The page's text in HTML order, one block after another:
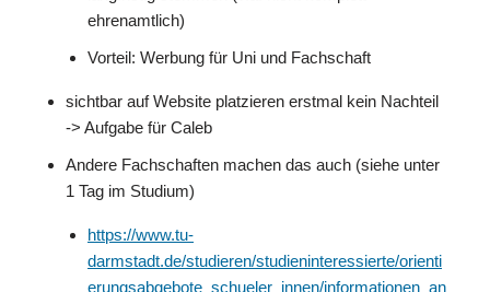
ehrenamtlich)
Vorteil: Werbung für Uni und Fachschaft
sichtbar auf Website platzieren erstmal kein Nachteil
-> Aufgabe für Caleb
Andere Fachschaften machen das auch (siehe unter
1 Tag im Studium)
https://www.tu-
darmstadt.de/studieren/studieninteressierte/orienti
erungsabgebote_schueler_innen/informationen_an